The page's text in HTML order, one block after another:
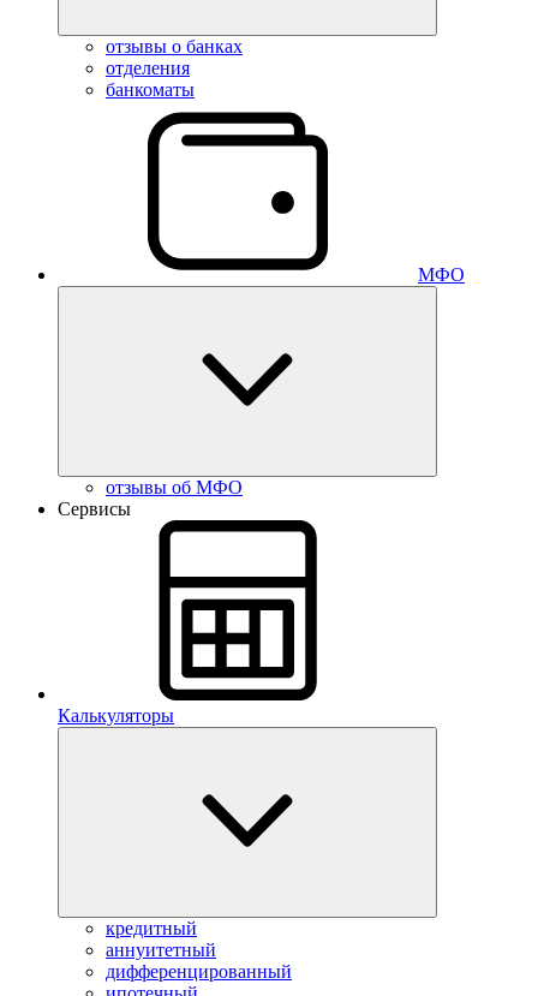
отзывы о банках
отделения
банкоматы
МФО
отзывы об МФО
Сервисы
Калькуляторы
кредитный
аннуитетный
дифференцированный